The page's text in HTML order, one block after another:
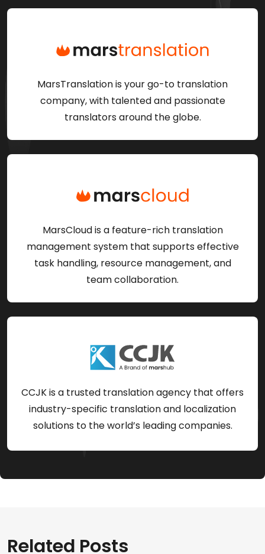
MarsTranslation is your go-to translation
company, with talented and passionate
translators around the globe.
MarsCloud is a feature-rich translation
management system that supports effective
task handling, resource management, and
team collaboration.
CCJK is a trusted translation agency that offers
industry-specific translation and localization
solutions to the world’s leading companies.
Related Posts